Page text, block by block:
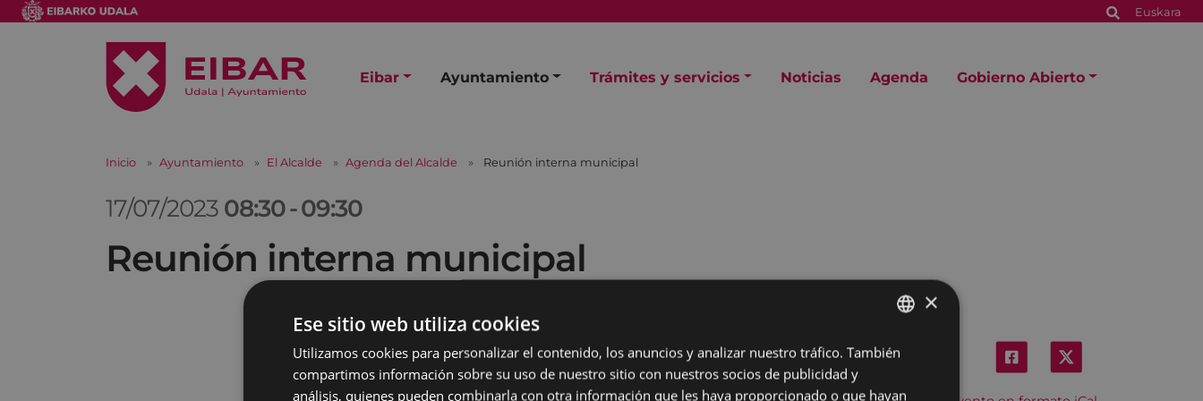
Euskara
Eibar Ayuntamiento Trámites y servicios Noticias Agenda Gobierno Abierto
Inicio Ayuntamiento El Alcalde Agenda del Alcalde Reunión interna municipal
17/07/2023 08:30-09:30
Reunión interna municipal
BASQUE
×
Ese sitio web utiliza cookies
Utilizamos cookies para personalizar el contenido, los anuncios y analizar nuestro tráfico. También
compartimos información sobre su uso de nuestro sitio con nuestros socios de publicidad y
análisis, quienes pueden combinarla con otra información que les haya proporcionado o que hayan